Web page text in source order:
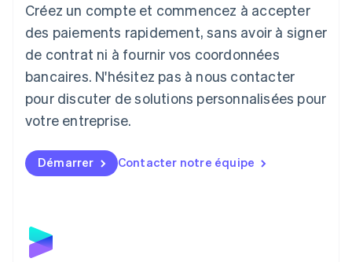
Créez un compte et commencez à accepter
des paiements rapidement, sans avoir à signer
de contrat ni à fournir vos coordonnées
bancaires. N'hésitez pas à nous contacter
pour discuter de solutions personnalisées pour
votre entreprise.
Démarrer Contacter notre équipe
Lettonie
English
Liechtenstein
DeutschEnglish
Lituanie
Luxembourg
FrançaisDeutschEnglish
English简体中文
Malte
Norvège
English